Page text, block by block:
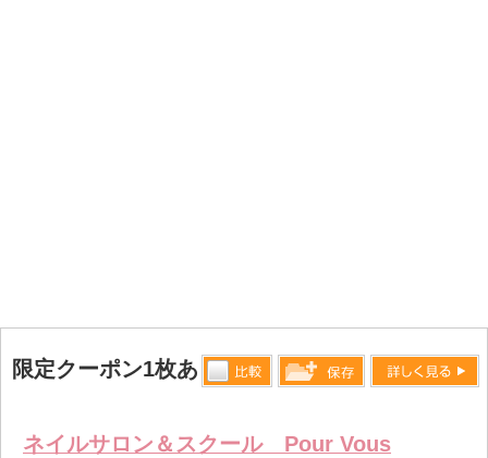
限定クーポン1枚あり
ネイルサロン＆スクール Pour Vous
る
トへ登録